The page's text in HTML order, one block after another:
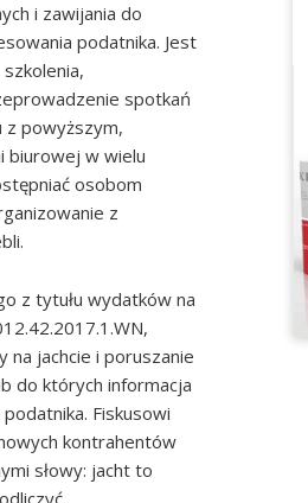
i zawijania do
podatnika. Jest
spotkań
z powyższym,
biurowej w wielu
osobom
z
z tytułu wydatków na
na jachcie i poruszanie
do których informacja
Fiskusowi
kontrahentów
słowy: jacht to